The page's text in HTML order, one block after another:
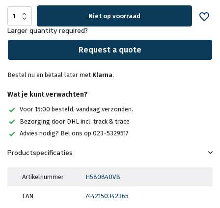
Niet op voorraad
Larger quantity required?
Request a quote
Bestel nu en betaal later met Klarna.
Wat je kunt verwachten?
Voor 15:00 besteld, vandaag verzonden.
Bezorging door DHL incl. track & trace
Advies nodig? Bel ons op 023-5329517
Productspecificaties
Artikelnummer H580840VB
EAN 7442150342365